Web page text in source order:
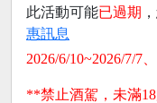
此活動可能已過期
惠訊息
2026/6/10~2026/7/7
**禁止酒駕，未滿